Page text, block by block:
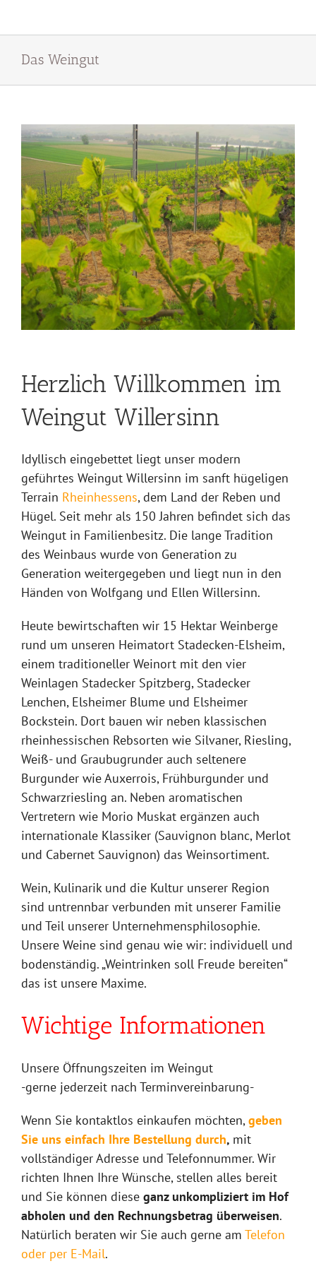
Das Weingut
Herzlich Willkommen im
Weingut Willersinn
Idyllisch eingebettet liegt unser modern
geführtes Weingut Willersinn im sanft hügeligen
Terrain Rheinhessens, dem Land der Reben und
Hügel. Seit mehr als 150 Jahren befindet sich das
Weingut in Familienbesitz. Die lange Tradition
des Weinbaus wurde von Generation zu
Generation weitergegeben und liegt nun in den
Händen von Wolfgang und Ellen Willersinn.
Heute bewirtschaften wir 15 Hektar Weinberge
rund um unseren Heimatort Stadecken-Elsheim,
einem traditioneller Weinort mit den vier
Weinlagen Stadecker Spitzberg, Stadecker
Lenchen, Elsheimer Blume und Elsheimer
Bockstein. Dort bauen wir neben klassischen
rheinhessischen Rebsorten wie Silvaner, Riesling,
Weiß- und Graubugrunder auch seltenere
Burgunder wie Auxerrois, Frühburgunder und
Schwarzriesling an. Neben aromatischen
Vertretern wie Morio Muskat ergänzen auch
internationale Klassiker (Sauvignon blanc, Merlot
und Cabernet Sauvignon) das Weinsortiment.
Wein, Kulinarik und die Kultur unserer Region
sind untrennbar verbunden mit unserer Familie
und Teil unserer Unternehmensphilosophie.
Unsere Weine sind genau wie wir: individuell und
bodenständig. „Weintrinken soll Freude bereiten“
das ist unsere Maxime.
Wichtige Informationen
Unsere Öffnungszeiten im Weingut
-gerne jederzeit nach Terminvereinbarung-
Wenn Sie kontaktlos einkaufen möchten,geben
Sie uns einfach Ihre Bestellung durch, mit
vollständiger Adresse und Telefonnummer. Wir
richten Ihnen Ihre Wünsche, stellen alles bereit
und Sie können diese ganz unkompliziert im Hof
abholen und den Rechnungsbetrag überweisen.
Natürlich beraten wir Sie auch gerne am Telefon
oder per E-Mail.